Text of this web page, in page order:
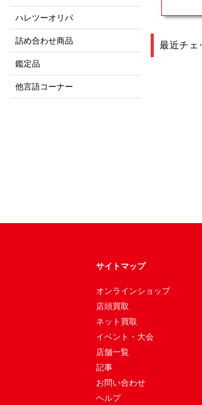
ハレツーオリパ
詰め合わせ商品
鑑定品
他言語コーナー
最近チェ
サイトマップ
オンラインショップ
店頭買取
ネット買取
イベント・大会
店舗一覧
記事
お問い合わせ
ヘルプ